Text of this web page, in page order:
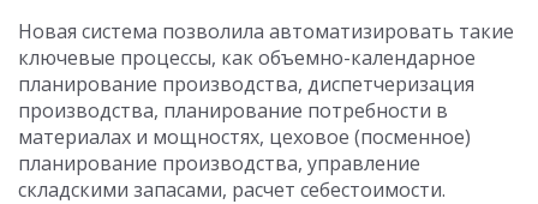
Новая система позволила автоматизировать такие
ключевые процессы, как объемно-календарное
планирование производства, диспетчеризация
производства, планирование потребности в
материалах и мощностях, цеховое (посменное)
планирование производства, управление
складскими запасами, расчет себестоимости.